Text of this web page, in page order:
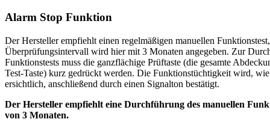
Alarm Stop Funktion
Der Hersteller empfiehlt einen regelmäßigen manuellen
Überprüfungsintervall wird hier mit 3 Monaten angegeben. Zur
Funktionstests muss die ganzflächige Prüftaste (die gesamte
Test-Taste) kurz gedrückt werden. Die Funktionstüchtigkeit wird,
ersichtlich, anschließend durch einen Signalton bestätigt.
Der Hersteller empfiehlt eine Durchführung des manuellen
von 3 Monaten.